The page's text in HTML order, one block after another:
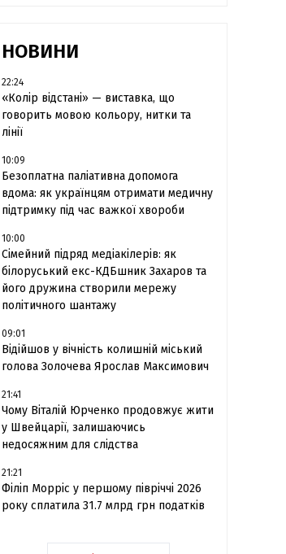
НОВИНИ
22:24
«Колір відстані» — виставка, що
говорить мовою кольору, нитки та
лінії
10:09
Безоплатна паліативна допомога
вдома: як українцям отримати медичну
підтримку під час важкої хвороби
10:00
Сімейний підряд медіакілерів: як
білоруський екс-КДБшник Захаров та
його дружина створили мережу
політичного шантажу
09:01
Відійшов у вічність колишній міський
голова Золочева Ярослав Максимович
21:41
Чому Віталій Юрченко продовжує жити
у Швейцарії, залишаючись
недосяжним для слідства
21:21
Філіп Морріс у першому півріччі 2026
року сплатила 31.7 млрд грн податків